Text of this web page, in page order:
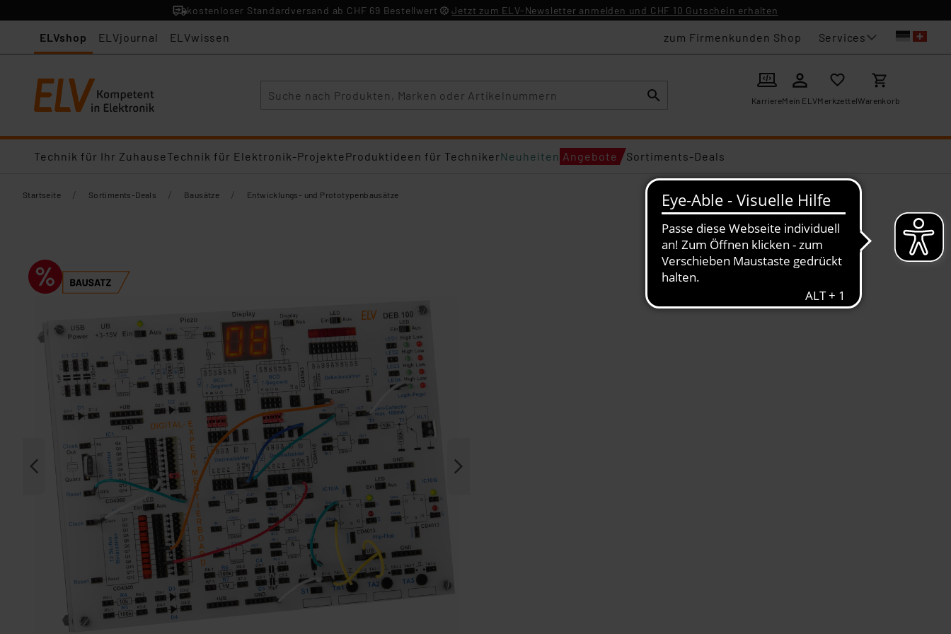
kostenloser Standardversand ab CHF 69 Bestellwert Jetzt zum ELV-Newsletter anmelden und CHF 10 Gutschein erhalten
ELVshop ELVjournal ELVwissen zum Firmenkunden Shop Services
KarriereMein ELVMerkzettelWarenkorb
Technik für Ihr ZuhauseTechnik für Elektronik-ProjekteProduktideen für TechnikerNeuheiten Angebote Sortiments-Deals
Startseite / Sortiments-Deals / Bausätze / Entwicklungs- und Prototypenbausätze